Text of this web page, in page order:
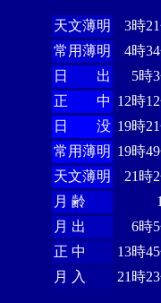
天文薄明
3時
常用薄明
4時
日 出
5時
正 中 12時
日 没 19時
常用薄明 19時
天文薄明
21時
月 齢
月 出
6時
正 中
13時
月 入
21時